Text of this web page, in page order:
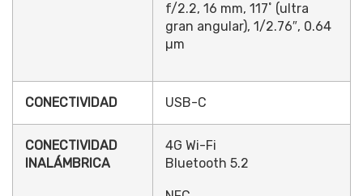
f/2.2, 16 mm, 117˚ (ultra
gran angular), 1/2.76″, 0.64
µm
CONECTIVIDAD USB-C
CONECTIVIDAD
INALÁMBRICA
4G Wi-Fi
Bluetooth 5.2